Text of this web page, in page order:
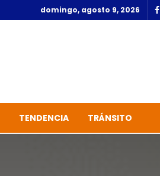
domingo, agosto 9, 2026
TENDENCIA TRÁNSITO